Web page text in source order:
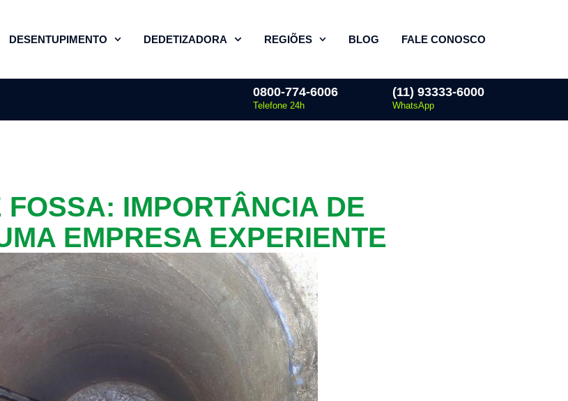
DESENTUPIMENTO DEDETIZADORA REGIÕES BLOG FALE CONOSCO
0800-774-6006
Telefone 24h
(11) 93333-6000
WhatsApp
FOSSA: IMPORTÂNCIA DE
EMPRESA EXPERIENTE